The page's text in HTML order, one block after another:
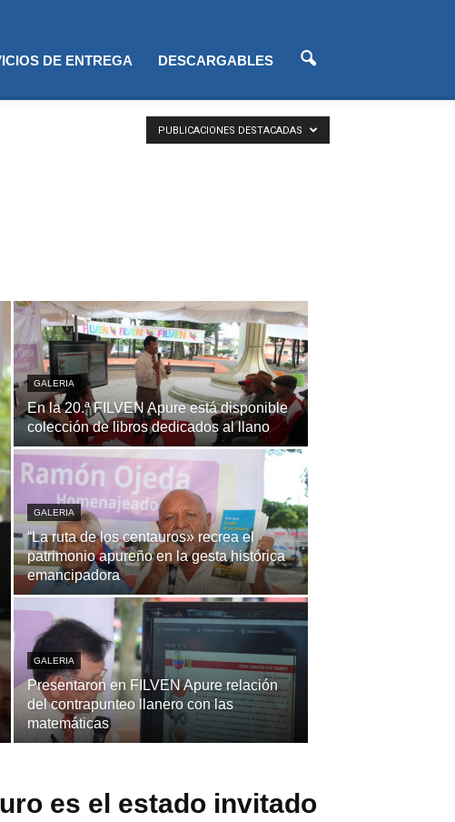
DE ENTREGA DESCARGABLES
PUBLICACIONES DESTACADAS
GALERIA
En la 20.ª FILVEN Apure está disponible
colección de libros dedicados al llano
GALERIA
“La ruta de los centauros» recrea el
patrimonio apureño en la gesta histórica
emancipadora
GALERIA
Presentaron en FILVEN Apure relación
del contrapunteo llanero con las
matemáticas
es el estado invitado